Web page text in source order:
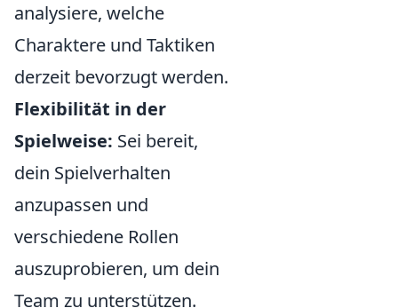
analysiere, welche
Charaktere und Taktiken
derzeit bevorzugt werden.
Flexibilität in der
Spielweise: Sei bereit,
dein Spielverhalten
anzupassen und
verschiedene Rollen
auszuprobieren, um dein
Team zu unterstützen.